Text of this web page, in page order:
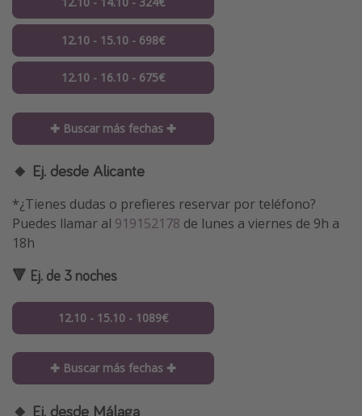
12.10 - 15.10 - 698€
12.10 - 16.10 - 675€
✚ Buscar más fechas ✚
🔸 Ej. desde Alicante
*¿Tienes dudas o prefieres reservar por teléfono?
Puedes llamar al 919152178 de lunes a viernes de 9h a
18h
🔻 Ej. de 3 noches
12.10 - 15.10 - 1089€
✚ Buscar más fechas ✚
🔸 Ej. desde Málaga